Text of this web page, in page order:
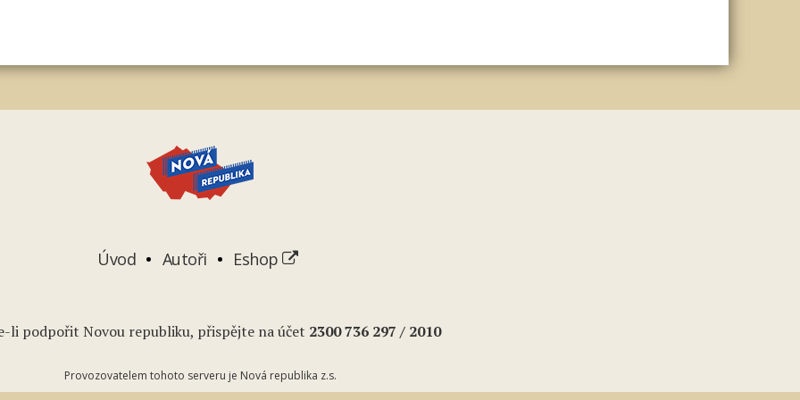
Úvod Autoři Eshop
li podpořit Novou republiku, přispějte na účet 2300 736 297 / 2010
Provozovatelem tohoto serveru je Nová republika z.s.